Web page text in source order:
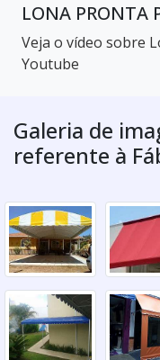
LONA PRONTA
Veja o vídeo sobre
Youtube
Galeria de
referente à